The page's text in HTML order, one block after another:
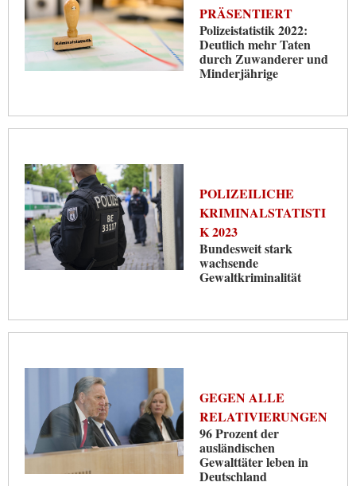
PRÄSENTIERT
Polizeistatistik 2022:
Deutlich mehr Taten
durch Zuwanderer und
Minderjährige
POLIZEILICHE
KRIMINALSTATISTI
K 2023
Bundesweit stark
wachsende
Gewaltkriminalität
GEGEN ALLE
RELATIVIERUNGEN
96 Prozent der
ausländischen
Gewalttäter leben in
Deutschland